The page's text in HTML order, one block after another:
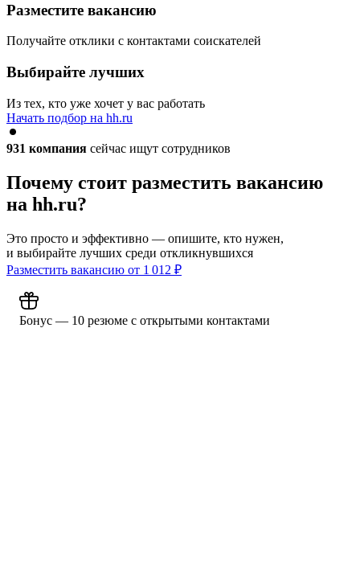
Разместите вакансию
Получайте отклики с контактами соискателей
Выбирайте лучших
Из тех, кто уже хочет у вас работать
Начать подбор на hh.ru
931 компания сейчас ищут сотрудников
Почему стоит разместить вакансию
на hh.ru?
Это просто и эффективно — опишите, кто нужен,
и выбирайте лучших среди откликнувшихся
Разместить вакансию от 1 012 ₽
Бонус — 10 резюме с открытыми контактами